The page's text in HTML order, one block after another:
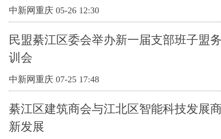
中新网重庆 05-26 12:30
民盟綦江区委会举办新一届支部班子盟
训会
中新网重庆 07-25 17:48
綦江区建筑商会与江北区智能科技发展
新发展